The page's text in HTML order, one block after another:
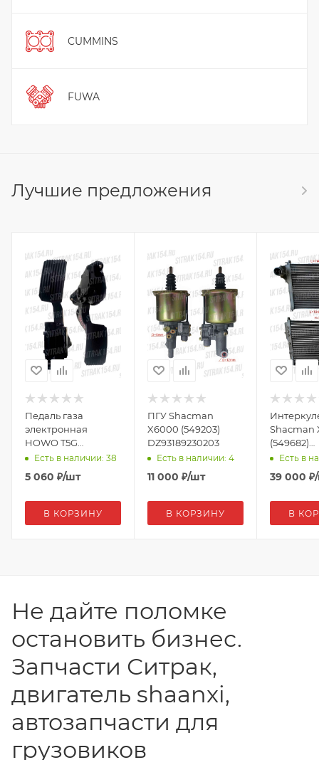
CUMMINS
FUWA
Лучшие предложения
Педаль газа
электронная
HOWO T5G
811W25970-6103
Есть в наличии: 38
5 060 ₽/шт
В КОРЗИНУ
ПГУ Shacman
X6000 (549203)
DZ93189230203
Есть в наличии: 4
11 000 ₽/шт
В КОРЗИНУ
Shacman
(549682)
Есть в
39 000 ₽
В
Не дайте поломке
остановить бизнес.
Запчасти Ситрак,
двигатель shaanxi,
автозапчасти для
грузовиков